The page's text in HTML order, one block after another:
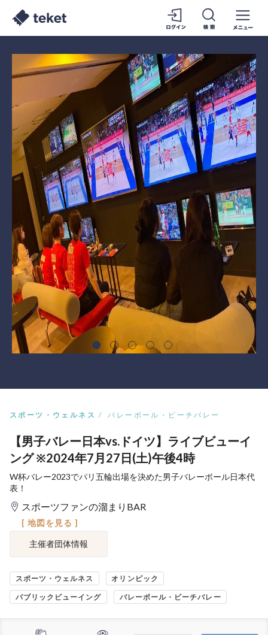
スポーツ・ウェルネス バレーボール・ビーチバレー
【男子バレー日本vs.ドイツ】ライブビューイ
ング ※2024年7月27日(土)午後4時
W杯バレー2023でパリ五輪出場を決めた男子バレーボール日本代
表！
スポーツファンの溜まりBAR
[ 地図を見る ]
主催者団体情報
スポーツ・ウェルネス オリンピック
パブリックビューイング バレーボール・ビーチバレー